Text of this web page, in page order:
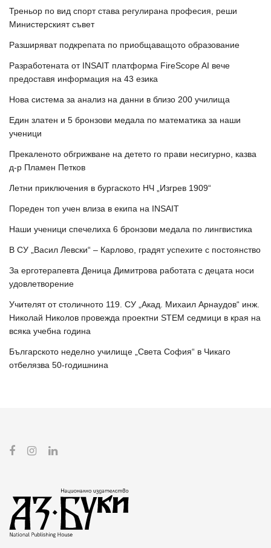
Треньор по вид спорт става регулирана професия, реши
Министерският съвет
Разширяват подкрепата по приобщаващото образование
Разработената от INSAIT платформа FireScope AI вече
предоставя информация на 43 езика
Нова система за анализ на данни в близо 200 училища
Един златен и 5 бронзови медала по математика за наши
ученици
Прекаленото обгрижване на детето го прави несигурно, казва
д-р Пламен Петков
Летни приключения в бургаското НЧ „Изгрев 1909“
Пореден топ учен влиза в екипа на INSAIT
Наши ученици спечелиха 6 бронзови медала по лингвистика
В СУ „Васил Левски“ – Карлово, градят успехите с постоянство
За ерготерапевта Деница Димитрова работата с децата носи
удовлетворение
Учителят от столичното 119. СУ „Акад. Михаил Арнаудов“ инж.
Николай Николов провежда проектни STEM седмици в края на
всяка учебна година
Българското неделно училище „Света София“ в Чикаго
отбелязва 50-годишнина